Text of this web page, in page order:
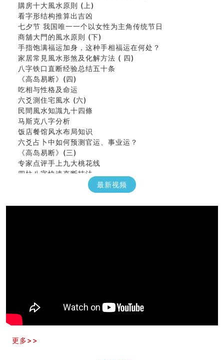
購房十大風水原則 (上)
看字形结构推算出吉凶
七夕节 我国唯一一个以女性为主角传统节日
商舖大門的風水原則 (下)
手指饱满福运加身，这种手相福运在何处？
家居常見風水形煞及化解方法 ( 四)
八字铁口直断经验总结五十条
《高岛易断》(四)
吃相与性格及命运
六爻測住宅風水 (六)
民間風水知識九十四條
马斯克八字分析
饭店餐馆风水布局知识
六爻占卜中如何预测官运、事业运？
《高岛易断》(三)
专家点评手上九大桃花线
四柱八字快速直断技法
创业容易成功的6种手相
同年同月同日同时同地生命运为何却完全不同？
商舖大門的風水原則 (上)
家居常見風水形煞及化解方法 (三)
最新视频
更多>>